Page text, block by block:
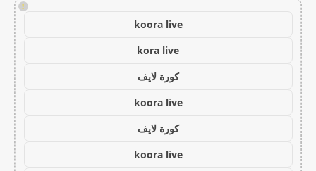
!
koora live
kora live
كورة لايف
koora live
كورة لايف
koora live